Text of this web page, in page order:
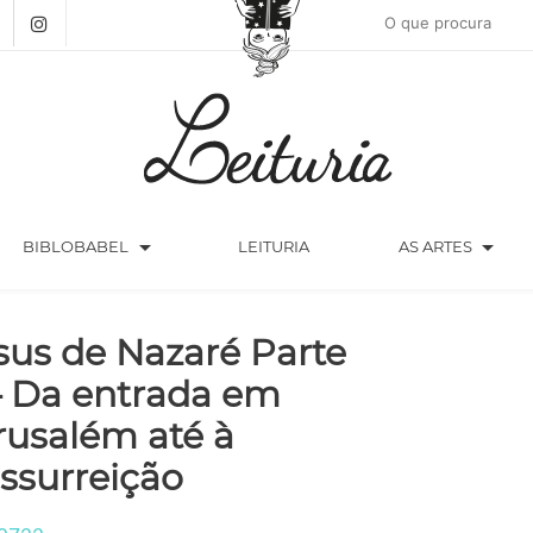
BIBLOBABEL arrow_drop_down LEITURIA AS ARTES arrow_drop_down
de Nazaré Parte
Da entrada em
até à